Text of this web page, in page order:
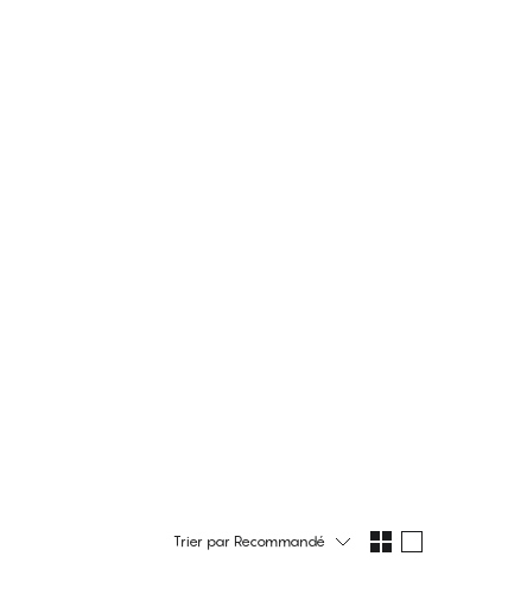
Trier par Recommandé